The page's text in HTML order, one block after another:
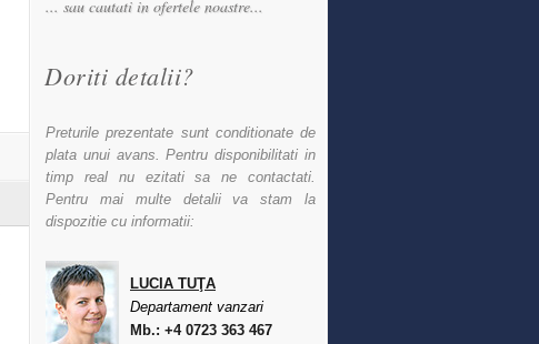
Doriti detalii?
Preturile prezentate sunt conditionate de
plata unui avans. Pentru disponibilitati in
timp real nu ezitati sa ne contactati.
Pentru mai multe detalii va stam la
dispozitie cu informatii:
LUCIA TUŢA
Departament vanzari
Mb.: +4 0723 363 467